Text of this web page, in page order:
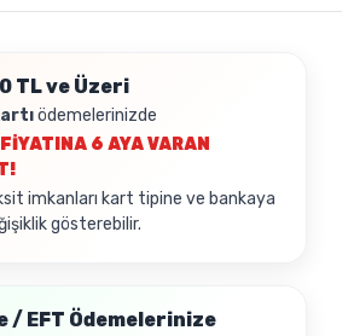
TL ve Üzeri
ödemelerinizde
FİYATINA 6 AYA VARAN
imkanları kart tipine ve bankaya
gösterebilir.
/ EFT Ödemelerinize